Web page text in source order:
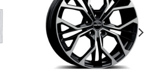
alla lista
dei
desideri